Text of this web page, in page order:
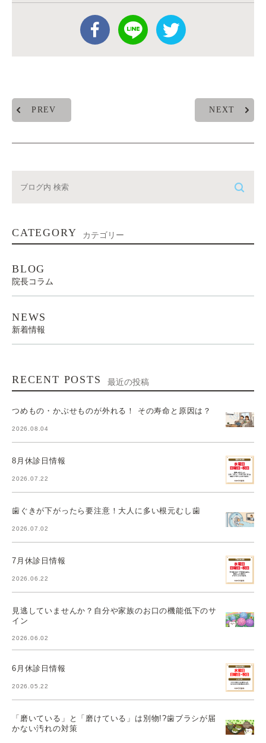
PREV NEXT
CATEGORY カテゴリー
BLOG
院長コラム
NEWS
新着情報
RECENT POSTS 最近の投稿
つめもの・かぶせものが外れる！ その寿命と原因は？
2026.08.04
8月休診日情報
2026.07.22
歯ぐきが下がったら要注意！大人に多い根元むし歯
2026.07.02
7月休診日情報
2026.06.22
見逃していませんか？自分や家族のお口の機能低下のサ
イン
2026.06.02
6月休診日情報
2026.05.22
「磨いている」と「磨けている」は別物!?歯ブラシが届
かない汚れの対策